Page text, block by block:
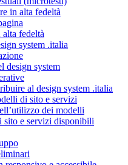
in alta fedeltà
fedeltà
system .italia
design system
al design system .italia
di sito e servizi
dei modelli
sito e servizi disponibili